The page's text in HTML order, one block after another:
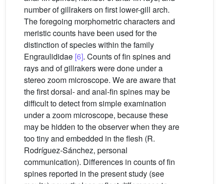
number of gillrakers on first lower-gill arch.
The foregoing morphometric characters and
meristic counts have been used for the
distinction of species within the family
Engraulididae [6]. Counts of fin spines and
rays and of gillrakers were done under a
stereo zoom microscope. We are aware that
the first dorsal- and anal-fin spines may be
difficult to detect from simple examination
under a zoom microscope, because these
may be hidden to the observer when they are
too tiny and embedded in the flesh (R.
Rodríguez-Sánchez, personal
communication). Differences in counts of fin
spines reported in the present study (see